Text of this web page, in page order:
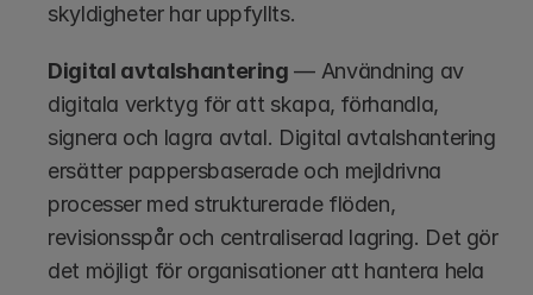
skyldigheter har uppfyllts.
Digital avtalshantering — Användning av
digitala verktyg för att skapa, förhandla,
signera och lagra avtal. Digital avtalshantering
ersätter pappersbaserade och mejldrivna
processer med strukturerade flöden,
revisionsspår och centraliserad lagring. Det gör
det möjligt för organisationer att hantera hela